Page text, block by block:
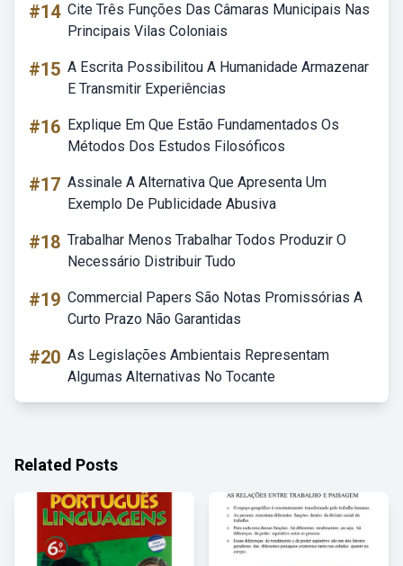
#14 Cite Três Funções Das Câmaras Municipais Nas
Principais Vilas Coloniais
#15 A Escrita Possibilitou A Humanidade Armazenar
E Transmitir Experiências
#16 Explique Em Que Estão Fundamentados Os
Métodos Dos Estudos Filosóficos
#17 Assinale A Alternativa Que Apresenta Um
Exemplo De Publicidade Abusiva
#18 Trabalhar Menos Trabalhar Todos Produzir O
Necessário Distribuir Tudo
#19 Commercial Papers São Notas Promissórias A
Curto Prazo Não Garantidas
#20 As Legislações Ambientais Representam
Algumas Alternativas No Tocante
Related Posts